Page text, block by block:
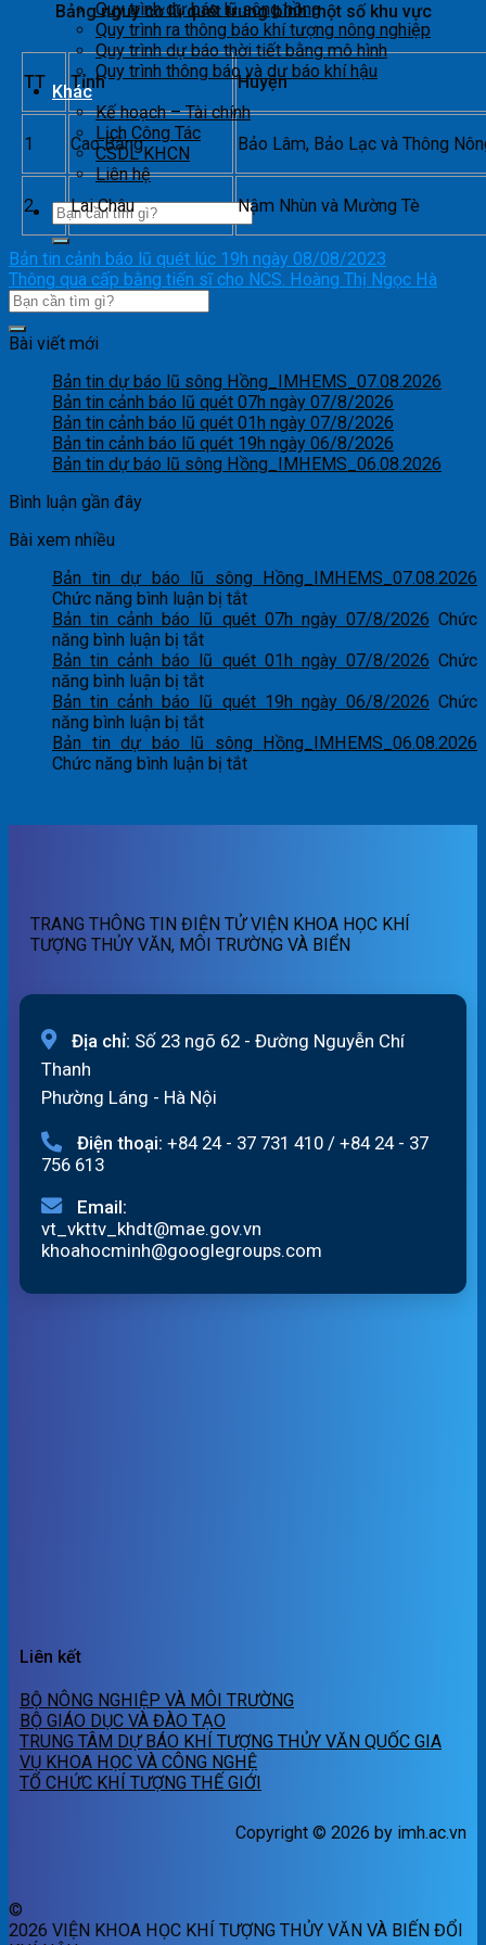
Quy trình dự báo lũ sông hồng
Quy trình ra thông báo khí tượng nông nghiệp
Quy trình dự báo thời tiết bằng mô hình
Quy trình thông báo và dự báo khí hậu
Khác
Kế hoạch – Tài chính
Lịch Công Tác
CSDL KHCN
Liên hệ
Bảng nguy cơ lũ quét trung bình một số khu vực
TT Tỉnh Huyện
1 Cao Bằng Bảo Lâm, Bảo Lạc và Thông
2 Lai Châu Nậm Nhùn và Mường Tè
Bản tin cảnh báo lũ quét lúc 19h ngày 08/08/2023
Thông qua cấp bằng tiến sĩ cho NCS. Hoàng Thị Ngọc Hà
Bài viết mới
Bản tin dự báo lũ sông Hồng_IMHEMS_07.08.2026
Bản tin cảnh báo lũ quét 07h ngày 07/8/2026
Bản tin cảnh báo lũ quét 01h ngày 07/8/2026
Bản tin cảnh báo lũ quét 19h ngày 06/8/2026
Bản tin dự báo lũ sông Hồng_IMHEMS_06.08.2026
Bình luận gần đây
Bài xem nhiều
Bản tin dự báo lũ sông Hồng_IMHEMS_07.08.2026
Chức năng bình luận bị tắtở
Bản
dự
lũ
Hồng_IMHEMS_07.08.2026
Bản tin cảnh báo lũ quét 07h ngày 07/8/2026 Chức
năng bình luận bị tắtở
Bản
tin
cảnh
báo
lũ
quét
07/8/2026
Bản tin cảnh báo lũ quét 01h ngày 07/8/2026 Chức
năng bình luận bị tắtở
Bản
tin
cảnh
báo
01h
Bản tin cảnh báo lũ quét 19h ngày 06/8/2026 Chức
năng bình luận bị tắtở
Bản
tin
lũ
Bản tin dự báo lũ sông Hồng_IMHEMS_06.08.2026
Chức năng bình luận bị tắtở
dự
TRANG THÔNG TIN ĐIỆN TỬ VIỆN KHOA HỌC KHÍ
TƯỢNG THỦY VĂN, MÔI TRƯỜNG VÀ BIỂN
Địa chỉ: Số 23 ngõ 62 - Đường Nguyễn Chí
Thanh
Phường Láng - Hà Nội
Điện thoại: +84 24 - 37 731 410 / +84 24 - 37
756 613
Email:
vt_vkttv_khdt@mae.gov.vn
khoahocminh@googlegroups.com
Liên kết
BỘ NÔNG NGHIỆP VÀ MÔI TRƯỜNG
BỘ GIÁO DỤC VÀ ĐÀO TẠO
TRUNG TÂM DỰ BÁO KHÍ TƯỢNG THỦY VĂN QUỐC GIA
VỤ KHOA HỌC VÀ CÔNG NGHỆ
TỔ CHỨC KHÍ TƯỢNG THẾ GIỚI
Copyright © 2026 by imh.ac.vn
©
2026 VIỆN KHOA HỌC KHÍ TƯỢNG THỦY VĂN VÀ BIẾN ĐỔI